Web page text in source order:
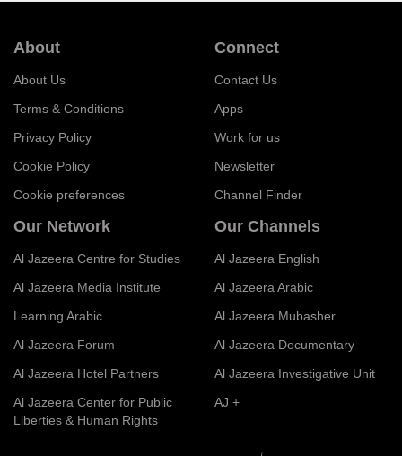
About
About Us
Terms & Conditions
Privacy Policy
Cookie Policy
Cookie preferences
Connect
Contact Us
Apps
Work for us
Newsletter
Channel Finder
Our Network
Al Jazeera Centre for Studies
Al Jazeera Media Institute
Learning Arabic
Al Jazeera Forum
Al Jazeera Hotel Partners
Al Jazeera Center for Public
Liberties & Human Rights
Our Channels
Al Jazeera English
Al Jazeera Arabic
Al Jazeera Mubasher
Al Jazeera Documentary
Al Jazeera Investigative Unit
AJ +